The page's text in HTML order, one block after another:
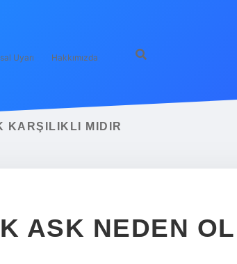
Uyarı Hakkımızda
KARŞILIKLI MIDIR
ASK NEDEN